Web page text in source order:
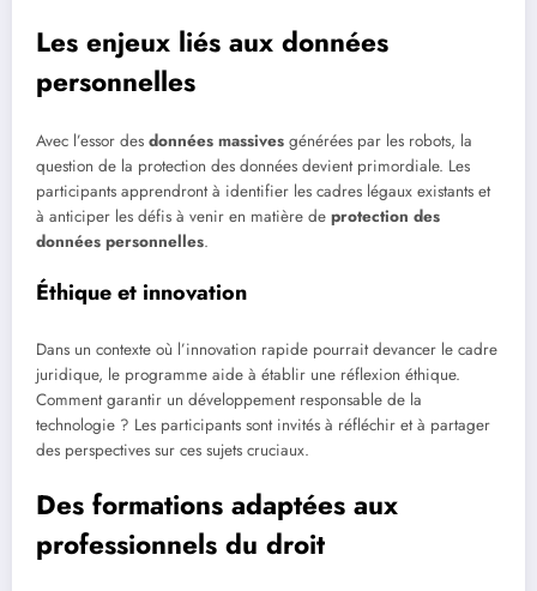
Les enjeux liés aux données
personnelles
Avec l’essor des données massives générées par les robots, la
question de la protection des données devient primordiale. Les
participants apprendront à identifier les cadres légaux existants et
à anticiper les défis à venir en matière de protection des
données personnelles.
Éthique et innovation
Dans un contexte où l’innovation rapide pourrait devancer le cadre
juridique, le programme aide à établir une réflexion éthique.
Comment garantir un développement responsable de la
technologie ? Les participants sont invités à réfléchir et à partager
des perspectives sur ces sujets cruciaux.
Des formations adaptées aux
professionnels du droit